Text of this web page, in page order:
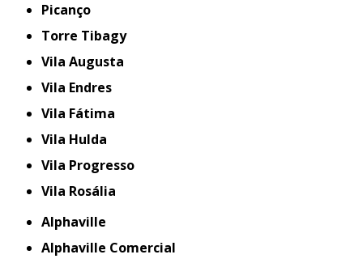
Picanço
Torre Tibagy
Vila Augusta
Vila Endres
Vila Fátima
Vila Hulda
Vila Progresso
Vila Rosália
Alphaville
Alphaville Comercial